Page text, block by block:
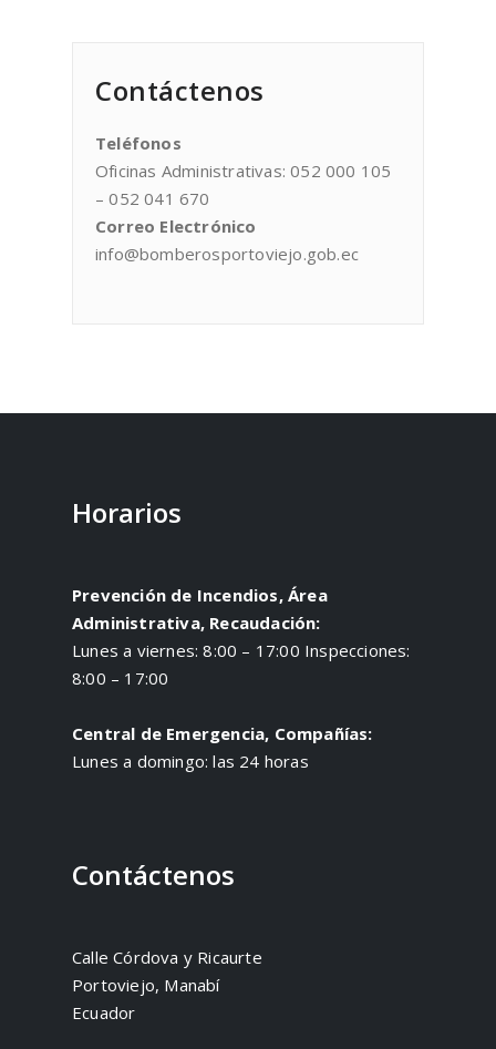
Contáctenos
Teléfonos
Oficinas Administrativas: 052 000 105
– 052 041 670
Correo Electrónico
info@bomberosportoviejo.gob.ec
Horarios
Prevención de Incendios, Área
Administrativa, Recaudación:
Lunes a viernes: 8:00 – 17:00 Inspecciones:
8:00 – 17:00
Central de Emergencia, Compañías:
Lunes a domingo: las 24 horas
Contáctenos
Calle Córdova y Ricaurte
Portoviejo, Manabí
Ecuador